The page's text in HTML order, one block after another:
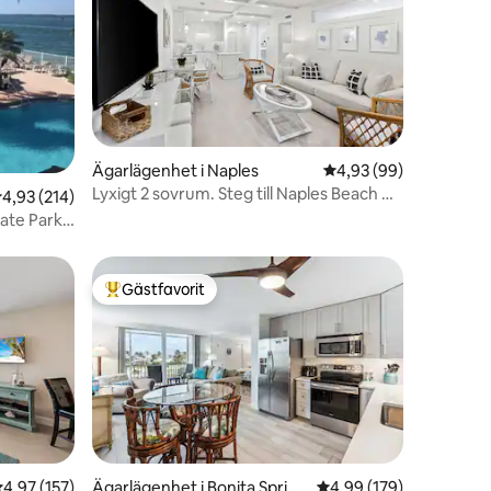
av 5 i genomsnittligt betyg, 214 omdömen
4,93 (214)
Park –
Ägarlägenhet i Naples 4,93 av 5 i
4,93 (99)
Lyxigt 2 sovrum. Steg till Naples Beach &
Populär gästfavorit
Gästfavorit